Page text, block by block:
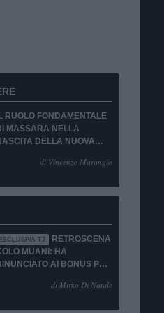
IL RUOLO FONDAMENTALE
MASSARA NELLA
DELLA NUOVA
di Vincenzo Marangio
ESCLUSIVA TJ
RETROSCENA
MUANI: HA
AI BONUS PUR
di Mirko Di Natale